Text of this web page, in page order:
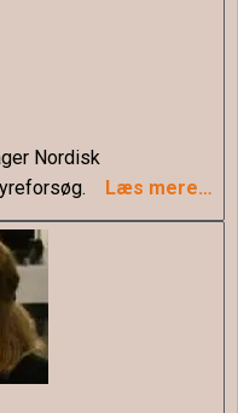
Nordisk
Læs mere…